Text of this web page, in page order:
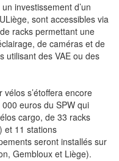
investissement d’un
sont accessibles via
racks permettant une
de caméras et de
utilisant des VAE ou des
vélos s’étoffera encore
euros du SPW qui
cargo, de 33 racks
et 11 stations
seront installés sur
Gembloux et Liège).